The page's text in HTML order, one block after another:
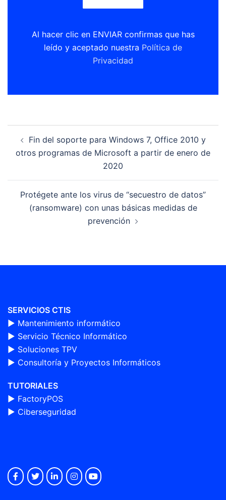
Al hacer clic en ENVIAR confirmas que has
leído y aceptado nuestra Política de
Privacidad
de
entradas
Fin del soporte para Windows 7, Office 2010 y
otros programas de Microsoft a partir de enero de
2020
Protégete ante los virus de “secuestro de datos”
(ransomware) con unas básicas medidas de
prevención
SERVICIOS CTIS
► Mantenimiento informático
► Servicio Técnico Informático
► Soluciones TPV
► Consultoría y Proyectos Informáticos
TUTORIALES
► FactoryPOS
► Ciberseguridad